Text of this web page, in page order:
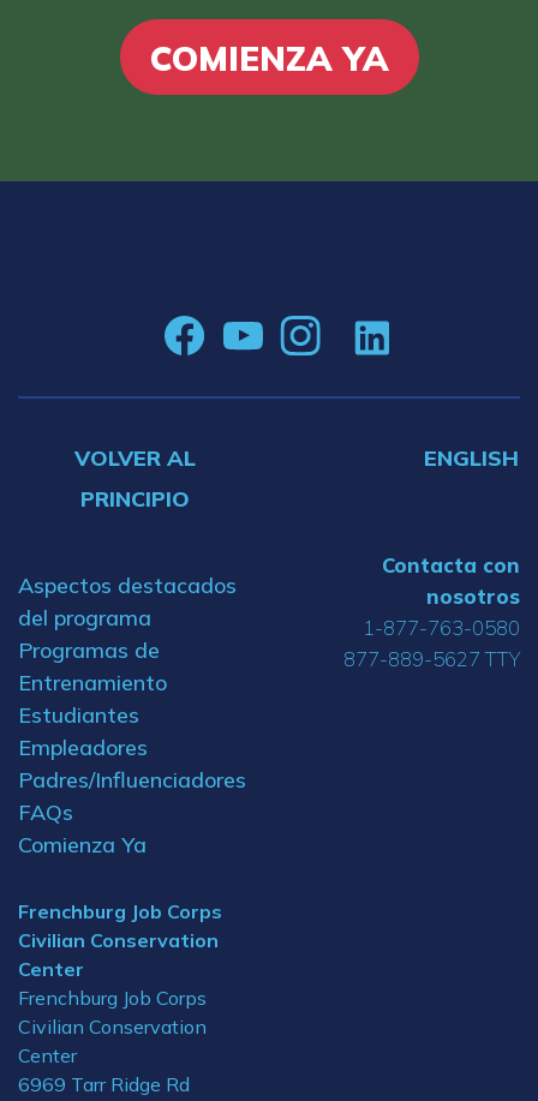
COMIENZA YA
VOLVER AL
PRINCIPIO
ENGLISH
Aspectos destacados
del programa
Programas de
Entrenamiento
Estudiantes
Empleadores
Padres/Influenciadores
FAQs
Comienza Ya
Frenchburg Job Corps
Civilian Conservation
Center
Frenchburg Job Corps
Civilian Conservation
Center
6969 Tarr Ridge Rd
Contacta con
nosotros
1-877-763-0580
877-889-5627 TTY